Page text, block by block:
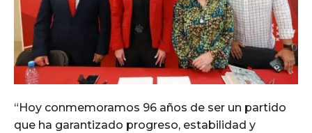
“Hoy conmemoramos 96 años de ser un partido
que ha garantizado progreso, estabilidad y